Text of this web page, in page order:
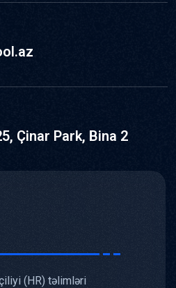
Çinar Park, Bina 2
(HR) təlimləri